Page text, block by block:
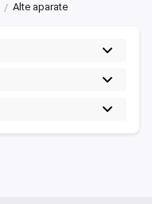
Alte aparate